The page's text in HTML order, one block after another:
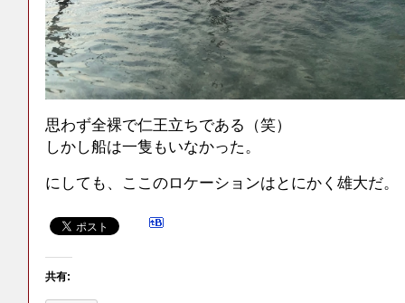
思わず全裸で仁王立ちである（笑）
しかし船は一隻もいなかった。
にしても、ここのロケーションはとにかく雄大だ。
共有: